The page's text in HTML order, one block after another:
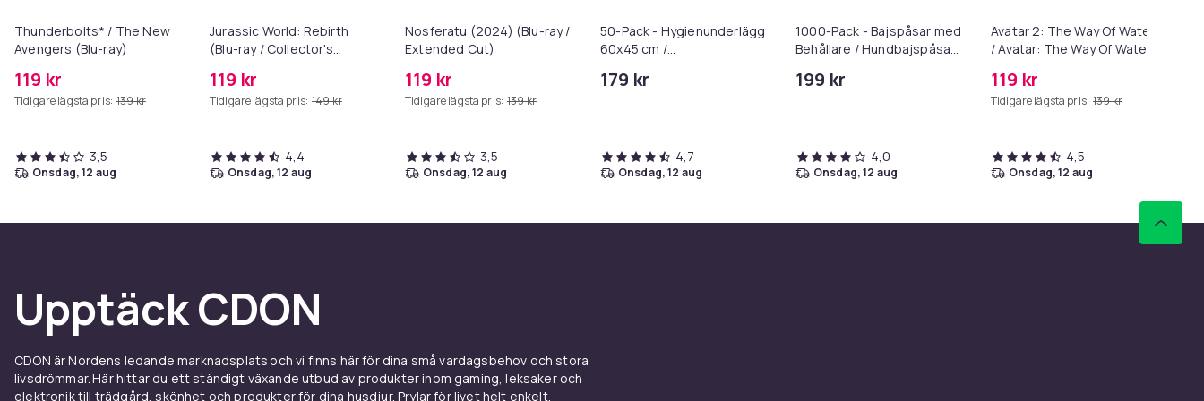
Thunderbolts* / The New
Avengers (Blu-ray)
119 kr
Tidigare lägsta pris: 139 kr
3,5
onsdag, 12 aug
Jurassic World: Rebirth
(Blu-ray / Collector's
119 kr
Tidigare lägsta pris: 149 kr
4,4
onsdag, 12 aug
Nosferatu (2024) (Blu-ray /
Extended Cut)
119 kr
Tidigare lägsta pris: 139 kr
3,5
onsdag, 12 aug
50-Pack - Hygienunderlägg
60x45 cm /
Hygien Underlägg
179 kr
4,7
onsdag, 12 aug
1000-Pack - Bajspåsar med
Behållare / Hundbajspåsar
199 kr
4,0
onsdag, 12 aug
Avatar 2: The Way Of Water
/ Avatar: The Way Of Water
119 kr
Tidigare lägsta pris: 139 kr
4,5
onsdag, 12 aug
Upptäck CDON
CDON är Nordens ledande marknadsplats och vi finns här för dina små vardagsbehov och stora
livsdrömmar. Här hittar du ett ständigt växande utbud av produkter inom gaming, leksaker och
elektronik till trädgård, skönhet och produkter för dina husdjur. Prylar för livet helt enkelt.